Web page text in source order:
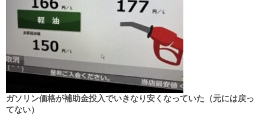
ガソリン価格が補助金投入でいきなり安くなっていた（元には戻っ
てない）